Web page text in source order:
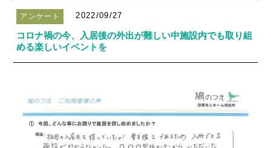
アンケート 2022/09/27
コロナ禍の今、入居後の外出が難しい中施設内でも取り組
める楽しいイベントを